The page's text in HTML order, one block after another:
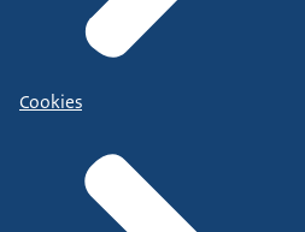
Cookies